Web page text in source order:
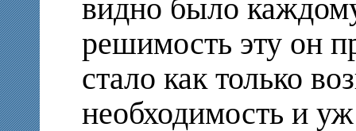
видно было
решимость эту он
стало как только
необходимость и